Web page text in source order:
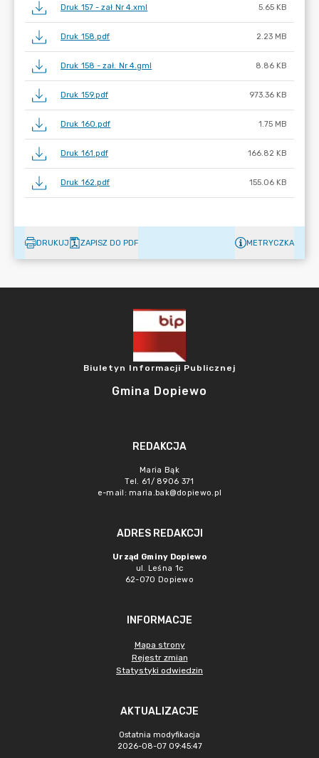
Druk 157 - zał Nr 4.xml 5.65 KB
Druk 158.pdf 2.23 MB
Druk 158 - zał. Nr 4.gml 8.86 KB
Druk 159.pdf 973.36 KB
Druk 160.pdf 1.75 MB
Druk 161.pdf 166.82 KB
Druk 162.pdf 155.06 KB
DRUKUJ ZAPISZ DO PDF METRYCZKA
Biuletyn Informacji Publicznej
Gmina Dopiewo
REDAKCJA
Maria Bąk
Tel. 61/ 8906 371
e-mail: maria.bak@dopiewo.pl
ADRES REDAKCJI
Urząd Gminy Dopiewo
ul. Leśna 1c
62-070 Dopiewo
INFORMACJE
Mapa strony
Rejestr zmian
Statystyki odwiedzin
AKTUALIZACJE
Ostatnia modyfikacja
2026-08-07 09:45:47